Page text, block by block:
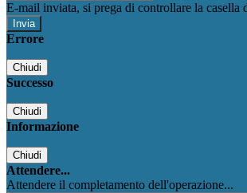
E-mail inviata, si prega di controllare la casella
Errore
Chiudi
Successo
Chiudi
Informazione
Chiudi
Attendere...
Attendere il completamento dell'operazione...